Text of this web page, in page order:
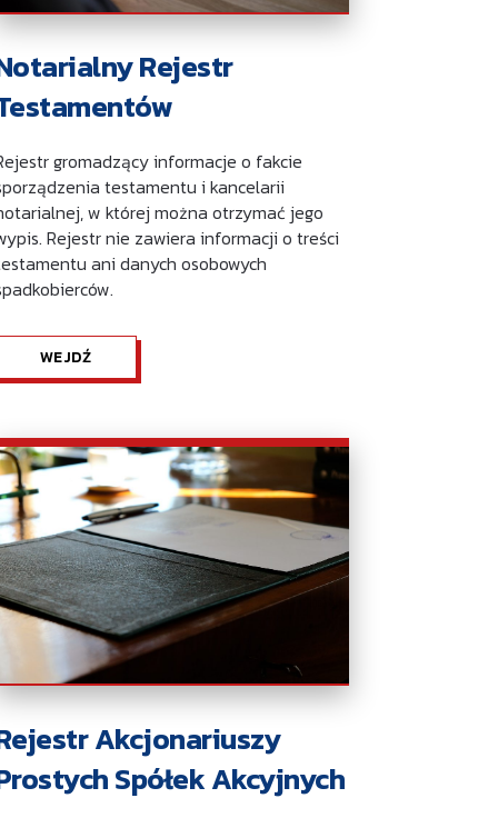
Rejestr
gromadzący informacje o fakcie
testamentu i kancelarii
w której można otrzymać jego
Rejestr nie zawiera informacji o treści
ani danych osobowych
WEJDŹ
Akcjonariuszy
Spółek Akcyjnych